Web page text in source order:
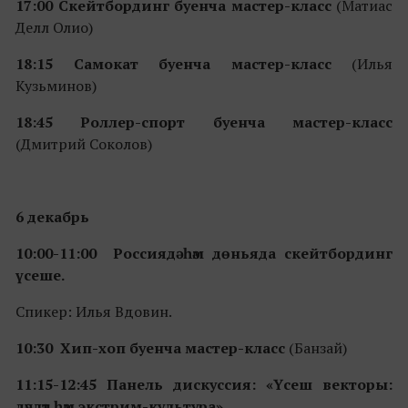
17:00 Скейтбординг буенча мастер-класс(Матиас
Делл Олио)
18:15 Самокат буенча мастер-класс(Илья
Кузьминов)
18:45 Роллер-спорт буенча мастер-класс
(Дмитрий Соколов)
6 декабрь
10:00-11:00 Россиядә һәм дөньяда скейтбординг
үсеше.
Спикер: Илья Вдовин.
10:30 Хип-хоп буенча мастер-класс (Банзай)
11:15-12:45 Панель дискуссия: «Үсеш векторы: